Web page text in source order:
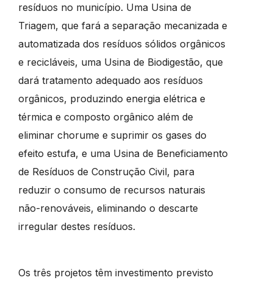
resíduos no município. Uma Usina de
Triagem, que fará a separação mecanizada e
automatizada dos resíduos sólidos orgânicos
e recicláveis, uma Usina de Biodigestão, que
dará tratamento adequado aos resíduos
orgânicos, produzindo energia elétrica e
térmica e composto orgânico além de
eliminar chorume e suprimir os gases do
efeito estufa, e uma Usina de Beneficiamento
de Resíduos de Construção Civil, para
reduzir o consumo de recursos naturais
não-renováveis, eliminando o descarte
irregular destes resíduos.
Os três projetos têm investimento previsto